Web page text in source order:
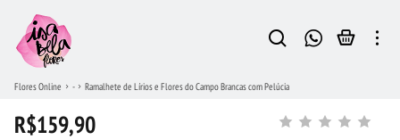
Flores Online - Ramalhete de Lírios e Flores do Campo Brancas com Pelúcia
R$159,90